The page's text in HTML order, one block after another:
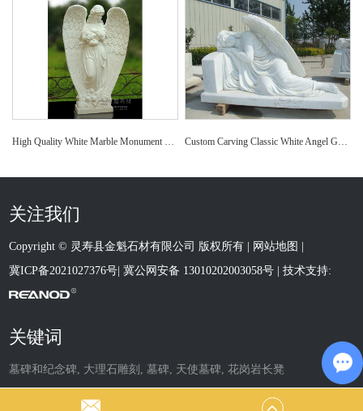
关注我们
Copyright © 灵寿县金魁石材有限公司 版权所有 | 网站地图 |
冀ICP备2021027376号|冀公网安备 13010202003058号 | 技术支持:
关键词
墓碑和纪念碑 大理石雕刻 ,墓碑 天使墓碑 ,花岗岩长凳